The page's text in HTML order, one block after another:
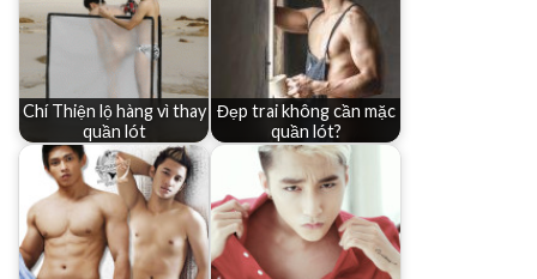
Chí Thiện lộ hàng vì thay
quần lót
Đẹp trai không cần mặc
quần lót?